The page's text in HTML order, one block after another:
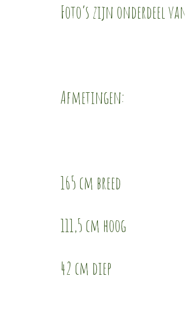
Foto’s zijn onderdeel
Afmetingen:
165 cm breed
111,5 cm hoog
42 cm diep